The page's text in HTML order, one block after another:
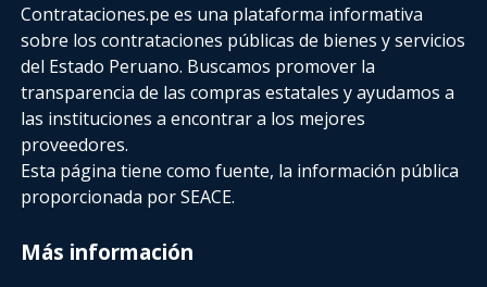
Contrataciones.pe es una plataforma informativa
sobre los contrataciones públicas de bienes y servicios
del Estado Peruano. Buscamos promover la
transparencia de las compras estatalesy ayudamos a
las instituciones a encontrar a los mejores
proveedores.
Esta página tiene como fuente, la información pública
proporcionada por SEACE.
Más información